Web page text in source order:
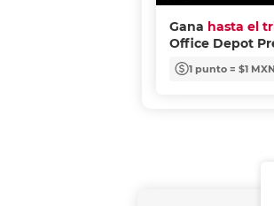
Gana hasta el
Office Depot
1 punto = $1 MXN